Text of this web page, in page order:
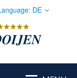
DE
Nederlands